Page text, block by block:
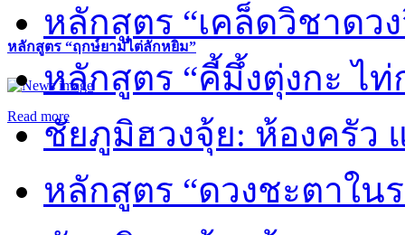
หลักสูตร “ฤกษ์ยามไต่ลักหยิ่ม”
Read more
หลักสูตร “เคล็ดวิชาดว
หลักสูตร “คี้มึ้งตุ่งกะ ไ
ชัยภูมิฮวงจุ้ย: ห้องครัว
หลักสูตร “ดวงชะตาใน